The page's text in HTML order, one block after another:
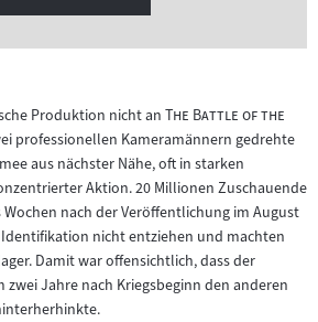
Produktion nicht an "
The Battle of the
professionellen Kameramännern gedrehte
aus nächster Nähe, oft in starken
Aktion. 20 Millionen Zuschauende
nach der Veröffentlichung im August
nicht entziehen und machten
Damit war offensichtlich, dass der
Jahre nach Kriegsbeginn den anderen